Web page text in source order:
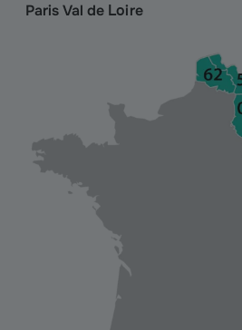
Paris Val de Loire